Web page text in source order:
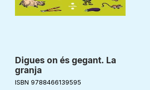
Digues on és gegant. La
granja
ISBN 9788466139595